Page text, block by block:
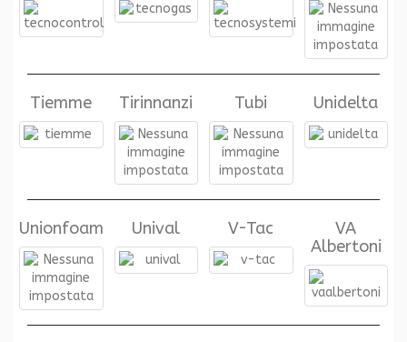
Tiemme Tirinnanzi Tubi Unidelta
Unionfoam Unival V-Tac
VA
Albertoni